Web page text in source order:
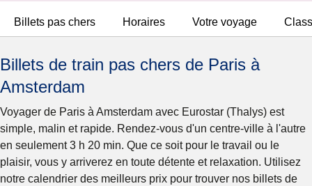
Billets pas chers Horaires Votre voyage
Billets de train pas chers de Paris à
Amsterdam
Voyager de Paris à Amsterdam avec Eurostar (Thalys) est
simple, malin et rapide. Rendez-vous d'un centre-ville à l'autre
en seulement 3 h 20 min. Que ce soit pour le travail ou le
plaisir, vous y arriverez en toute détente et relaxation. Utilisez
notre calendrier des meilleurs prix pour trouver nos billets de